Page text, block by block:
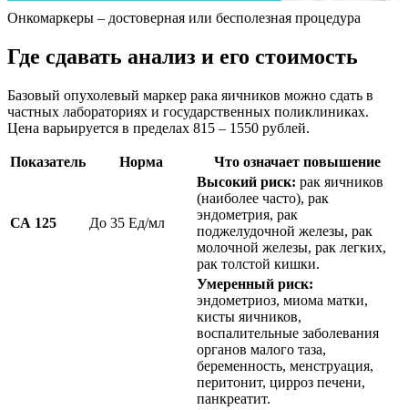
Онкомаркеры – достоверная или бесполезная процедура
Где сдавать анализ и его стоимость
Базовый опухолевый маркер рака яичников можно сдать в
частных лабораториях и государственных поликлиниках.
Цена варьируется в пределах 815 – 1550 рублей.
Показатель Норма Что означает повышение
СА 125 До 35 Ед/мл
Высокий риск: рак яичников
(наиболее часто), рак
эндометрия, рак
поджелудочной железы, рак
молочной железы, рак легких,
рак толстой кишки.
Умеренный риск:
эндометриоз, миома матки,
кисты яичников,
воспалительные заболевания
органов малого таза,
беременность, менструация,
перитонит, цирроз печени,
панкреатит.